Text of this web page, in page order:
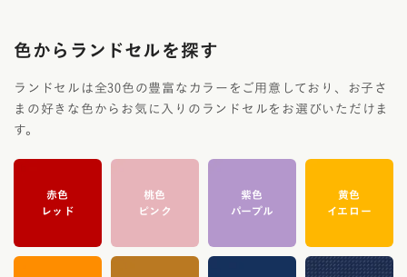
色からランドセルを探す
ランドセルは全30色の豊富なカラーをご用意しており、お子さ
まの好きな色からお気に入りのランドセルをお選びいただけま
す。
赤色
レッド
桃色
ピンク
紫色
パープル
黄色
イエロー